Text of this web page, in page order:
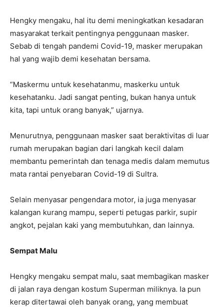
Hengky mengaku, hal itu demi meningkatkan kesadaran
masyarakat terkait pentingnya penggunaan masker.
Sebab di tengah pandemi Covid-19, masker merupakan
hal yang wajib demi kesehatan bersama.
“Maskermu untuk kesehatanmu, maskerku untuk
kesehatanku. Jadi sangat penting, bukan hanya untuk
kita, tapi untuk orang banyak,” ujarnya.
Menurutnya, penggunaan masker saat beraktivitas di luar
rumah merupakan bagian dari langkah kecil dalam
membantu pemerintah dan tenaga medis dalam memutus
mata rantai penyebaran Covid-19 di Sultra.
Selain menyasar pengendara motor, ia juga menyasar
kalangan kurang mampu, seperti petugas parkir, supir
angkot, pejalan kaki yang membutuhkan, dan lainnya.
Sempat Malu
Hengky mengaku sempat malu, saat membagikan masker
di jalan raya dengan kostum Superman miliknya. Ia pun
kerap ditertawai oleh banyak orang, yang membuat